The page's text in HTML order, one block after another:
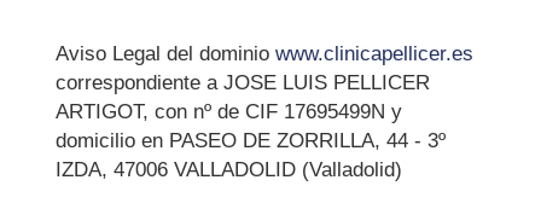
Aviso Legal del dominio www.clinicapellicer.es
correspondiente a JOSE LUIS PELLICER
ARTIGOT, con nº de CIF 17695499N y
domicilio en PASEO DE ZORRILLA, 44 - 3º
IZDA, 47006 VALLADOLID (Valladolid)